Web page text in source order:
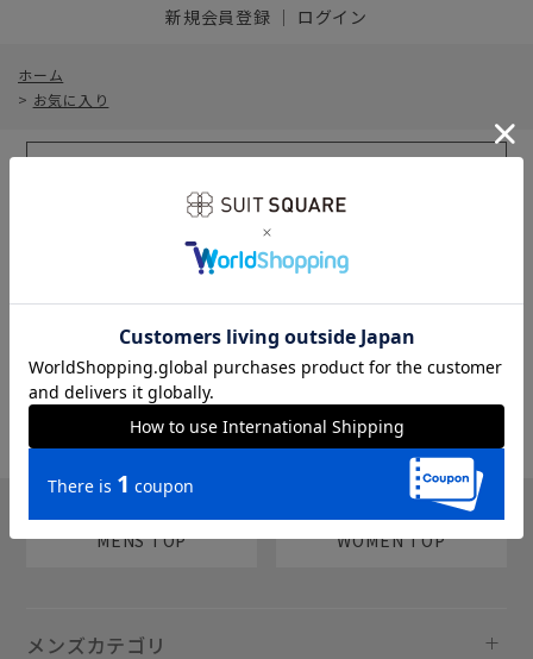
新規会員登録 ｜ ログイン
ホーム
> お気に入り
sms
MENS TOP WOMEN TOP
メンズカテゴリ